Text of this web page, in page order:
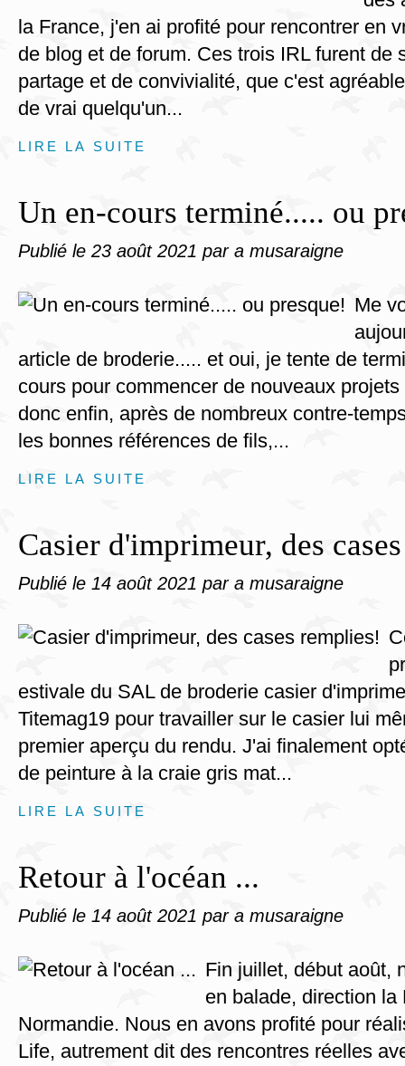
la France, j'en ai profité pour rencontrer en
de blog et de forum. Ces trois IRL furent de
partage et de convivialité, que c'est
de vrai quelqu'un...
LIRE LA SUITE
Un en-cours terminé..... ou
Publié le 23 août 2021 par a musaraigne
Me
article de broderie..... et oui, je tente de
cours pour commencer de nouveaux
donc enfin, après de nombreux contre-
les bonnes références de fils,...
LIRE LA SUITE
Casier d'imprimeur, des
Publié le 14 août 2021 par a musaraigne
estivale du SAL de broderie casier
Titemag19 pour travailler sur le casier lui
premier aperçu du rendu. J'ai finalement
de peinture à la craie gris mat...
LIRE LA SUITE
Retour à l'océan ...
Publié le 14 août 2021 par a musaraigne
Fin juillet, début août,
en balade, direction la
Normandie. Nous en avons profité pour
Life, autrement dit des rencontres réelles